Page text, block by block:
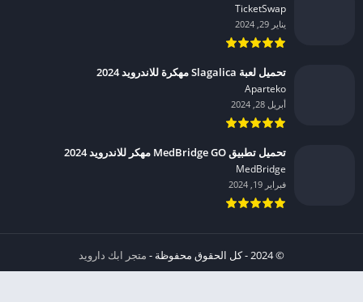
TicketSwap‏
يناير 29, 2024
تحميل لعبة Slagalica مهكرة للاندرويد 2024
Aparteko‏
أبريل 28, 2024
تحميل تطبيق MedBridge GO مهكر للاندرويد 2024
MedBridge‏
فبراير 19, 2024
© 2024 - كل الحقوق محفوظة -
متجر ابك دارويد